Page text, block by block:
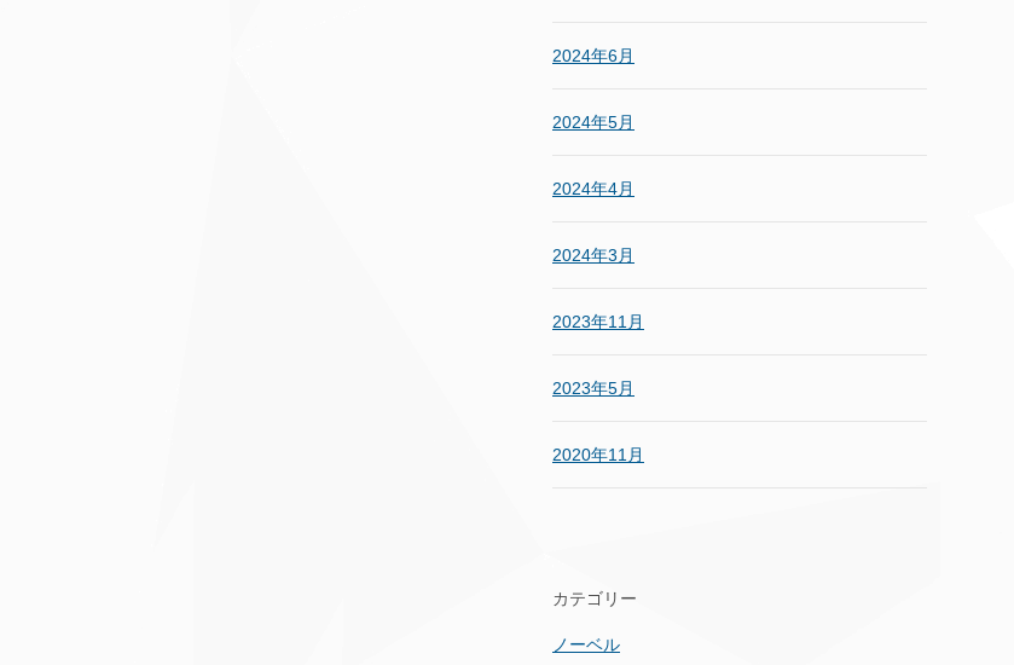
2024年6月
2024年5月
2024年4月
2024年3月
2023年11月
2023年5月
2020年11月
カテゴリー
ノーベル